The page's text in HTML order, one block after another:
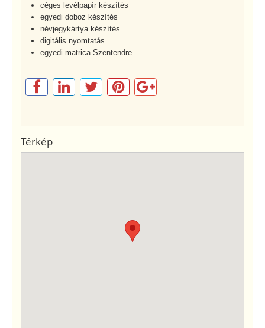
céges levélpapír készítés
egyedi doboz készítés
névjegykártya készítés
digitális nyomtatás
egyedi matrica Szentendre
Térkép